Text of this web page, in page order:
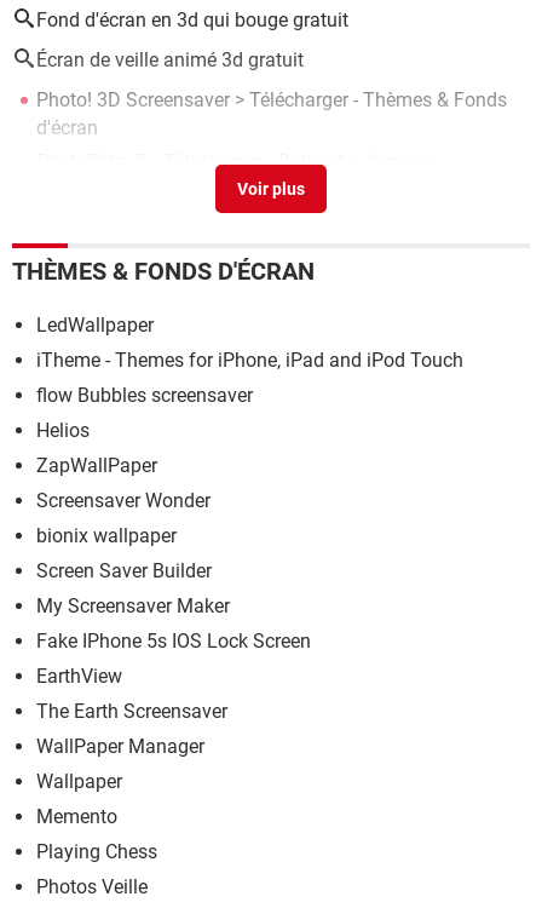
Fond d'écran en 3d qui bouge gratuit
Écran de veille animé 3d gratuit
Photo! 3D Screensaver > Télécharger - Thèmes & Fonds
d'écran
> Télécharger - Retouche d'image
Style Word : appliquer, modifier, créer, supprimer
Guide
THÈMES & FONDS D'ÉCRAN
LedWallpaper
iTheme - Themes for iPhone, iPad and iPod Touch
flow Bubbles screensaver
Helios
ZapWallPaper
Screensaver Wonder
bionix wallpaper
Screen Saver Builder
My Screensaver Maker
Fake IPhone 5s IOS Lock Screen
EarthView
The Earth Screensaver
WallPaper Manager
Wallpaper
Memento
Playing Chess
Photos Veille